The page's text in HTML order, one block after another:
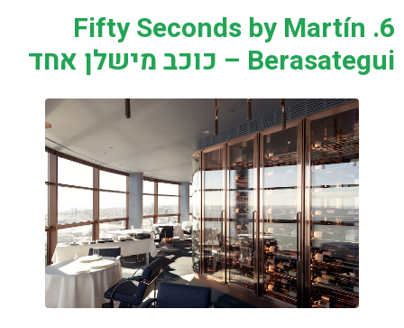
6. Fifty Seconds by Martín
Berasategui – כוכב מישלן אחד